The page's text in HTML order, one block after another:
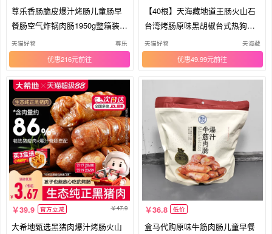
尊乐香肠脆皮爆汁烤肠儿童肠早
餐肠空气炸锅肉肠1950g整箱装礼
盒
天猫好物 尊乐
优惠216元
【40根】天海藏地道王肠火山石
台湾烤肠原味黑胡椒台式热狗小
香肠
天猫好物 天海藏
优惠49.99元
39.9 官方立减 47.9
大希地甄选黑猪肉爆汁烤肠火山
36.8 低价
盒马代购原味牛筋肉肠儿童早餐